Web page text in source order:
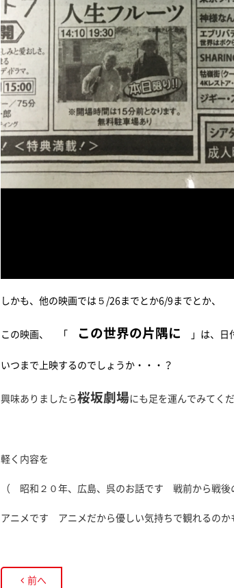
しかも、他の映画では５/26までとか6/9までとか、
この映画、 「 この世界の片隅に 」は、日
いつまで上映するのでしょうか・・・？
興味ありましたら桜坂劇場にも足を運んでみてく
軽く内容を
（ 昭和２０年、広島、呉のお話です 戦前から戦後
アニメです アニメだから優しい気持ちで観れるの
前へ